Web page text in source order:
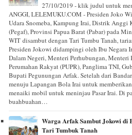
27/10/2019 - klik judul untuk
ANGGI, LELEMUKU.COM - Presiden Joko
Udara Snomeba, Kampung Irai, Distrik Anggi
(Pegaf), Provinsi Papua Barat (Pabar) pada
WIT disambut dengan Tari Tumbu Tanah,
Presiden Jokowi didampingi oleh Ibu Negara
Dalam Negeri, Menteri Perhubungan, Menteri
Perumahan Rakyat (PUPR), Panglima TNI,
Bupati Pegunungan Arfak. Setelah dari
menuju Lapangan Bola Irai untuk
menaiki mobil untuk meninjau Pasar Irai. Di
buahbuahan…
Warga Arfak Sambut Jokowi di
Tari Tumbuk Tanah